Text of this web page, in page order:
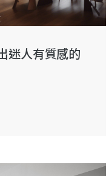
迷人有質感的